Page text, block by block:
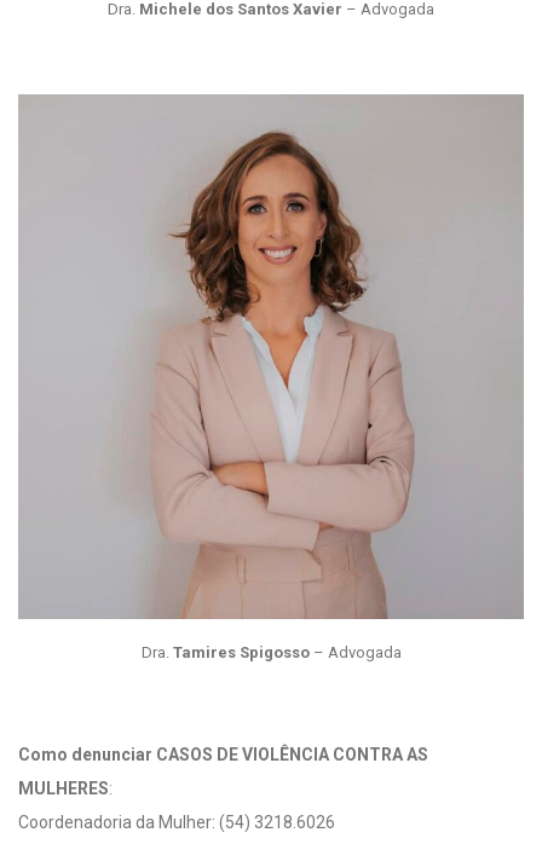
Dra. Michele dos Santos Xavier – Advogada
Dra. Tamires Spigosso – Advogada
Como denunciar CASOS DE VIOLÊNCIA CONTRA AS
MULHERES:
Coordenadoria da Mulher: (54) 3218.6026